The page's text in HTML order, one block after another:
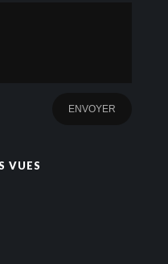
VUES